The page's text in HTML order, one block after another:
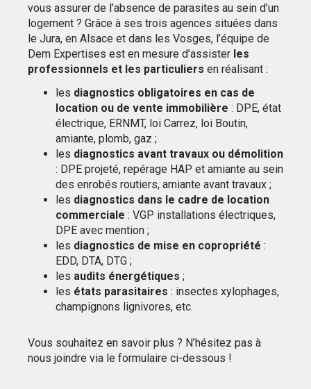
vous assurer de l’absence de parasites au sein d’un
logement ? Grâce à ses trois agences situées dans
le Jura, en Alsace et dans les Vosges, l’équipe de
Dem Expertises est en mesure d’assister les
professionnels et les particuliers en réalisant :
les diagnostics obligatoires en cas de
location ou de vente immobilière : DPE, état
électrique, ERNMT, loi Carrez, loi Boutin,
amiante, plomb, gaz ;
les diagnostics avant travaux ou démolition
: DPE projeté, repérage HAP et amiante au sein
des enrobés routiers, amiante avant travaux ;
les diagnostics dans le cadre de location
commerciale : VGP installations électriques,
DPE avec mention ;
les diagnostics de mise en copropriété :
EDD, DTA, DTG ;
les audits énergétiques ;
les états parasitaires : insectes xylophages,
champignons lignivores, etc.
Vous souhaitez en savoir plus ? N’hésitez pas à
nous joindre via le formulaire ci-dessous !